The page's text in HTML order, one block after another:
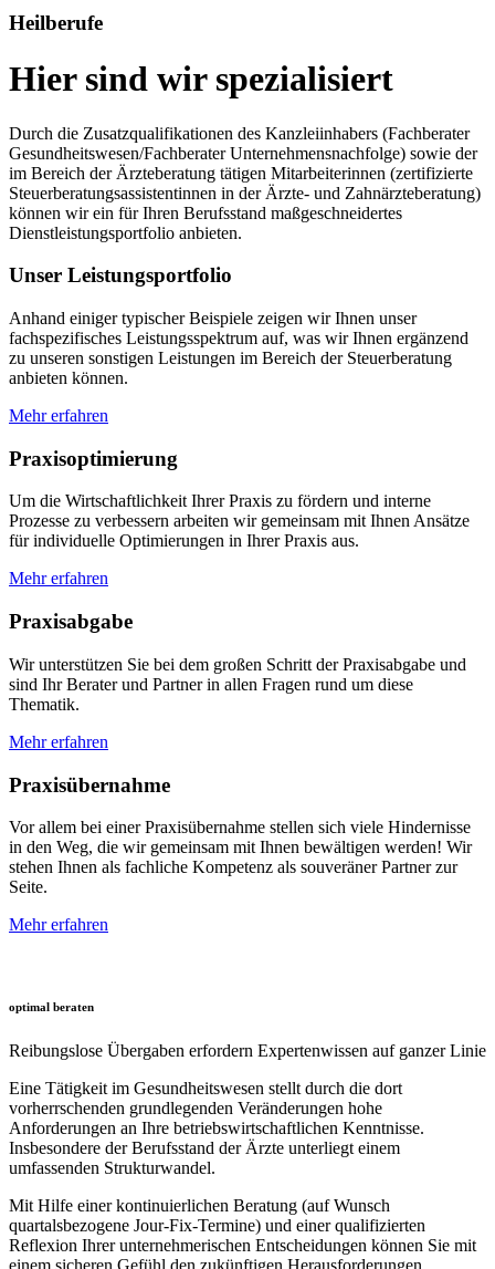
Heilberufe
Hier sind wir spezialisiert
Durch die Zusatzqualifikationen des Kanzleiinhabers (Fachberater
Gesundheitswesen/Fachberater Unternehmensnachfolge) sowie der
im Bereich der Ärzteberatung tätigen Mitarbeiterinnen (zertifizierte
Steuerberatungsassistentinnen in der Ärzte- und Zahnärzteberatung)
können wir ein für Ihren Berufsstand maßgeschneidertes
Dienstleistungsportfolio anbieten.
Unser Leistungsportfolio
Anhand einiger typischer Beispiele zeigen wir Ihnen unser
fachspezifisches Leistungsspektrum auf, was wir Ihnen ergänzend
zu unseren sonstigen Leistungen im Bereich der Steuerberatung
anbieten können.
Mehr erfahren
Praxisoptimierung
Um die Wirtschaftlichkeit Ihrer Praxis zu fördern und interne
Prozesse zu verbessern arbeiten wir gemeinsam mit Ihnen Ansätze
für individuelle Optimierungen in Ihrer Praxis aus.
Mehr erfahren
Praxisabgabe
Wir unterstützen Sie bei dem großen Schritt der Praxisabgabe und
sind Ihr Berater und Partner in allen Fragen rund um diese
Thematik.
Mehr erfahren
Praxisübernahme
Vor allem bei einer Praxisübernahme stellen sich viele Hindernisse
in den Weg, die wir gemeinsam mit Ihnen bewältigen werden! Wir
stehen Ihnen als fachliche Kompetenz als souveräner Partner zur
Seite.
Mehr erfahren
optimal beraten
Reibungslose Übergaben erfordern Expertenwissen auf ganzer Linie
Eine Tätigkeit im Gesundheitswesen stellt durch die dort
vorherrschenden grundlegenden Veränderungen hohe
Anforderungen an Ihre betriebswirtschaftlichen Kenntnisse.
Insbesondere der Berufsstand der Ärzte unterliegt einem
umfassenden Strukturwandel.
Mit Hilfe einer kontinuierlichen Beratung (auf Wunsch
quartalsbezogene Jour-Fix-Termine) und einer qualifizierten
Reflexion Ihrer unternehmerischen Entscheidungen können Sie mit